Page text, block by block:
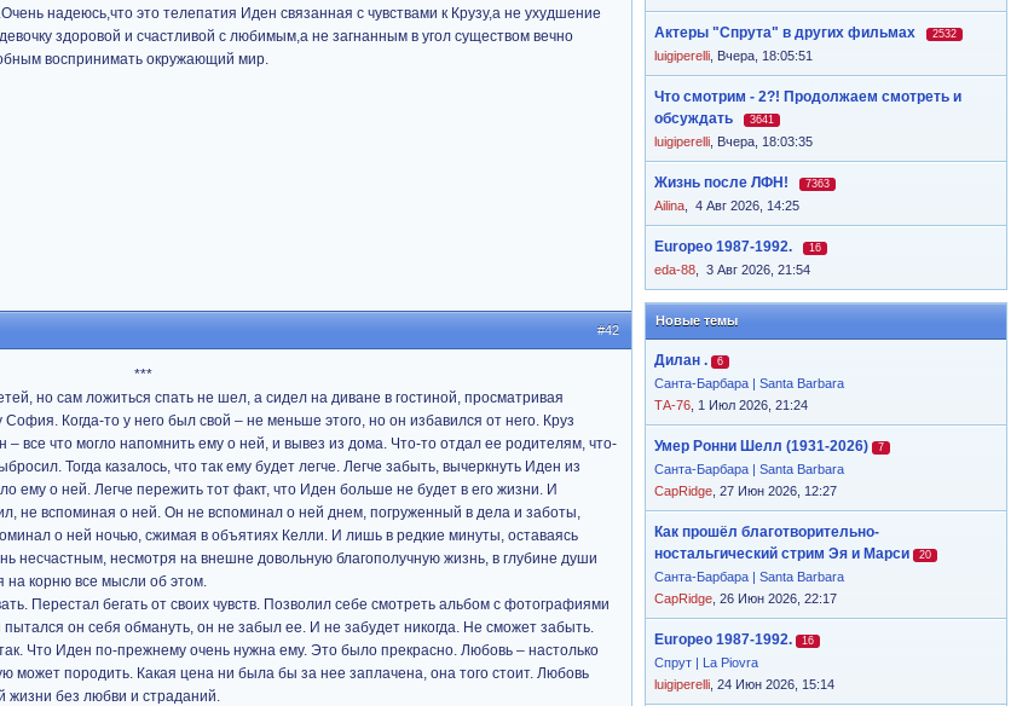
Актеры "Спрута" в других фильмах 2532
luigiperelli Вчера, 18:05:51
Что смотрим - 2?! Продолжаем смотреть и
обсуждать
3641
luigiperelli Вчера, 18:03:35
Жизнь после ЛФН! 7363
Ailina 4 Авг 2026, 14:25
Europeo 1987-1992. 16
eda-88 3 Авг 2026, 21:54
Новые темы
Дилан . 6
Санта-Барбара | Santa Barbara
ТА-76 , 1 Июл 2026, 21:24
Умер Ронни Шелл (1931-2026) 7
Санта-Барбара | Santa Barbara
CapRidge , 27 Июн 2026, 12:27
Как прошёл благотворительно-
ностальгический стрим Эя и Марси
20
Санта-Барбара | Santa Barbara
CapRidge , 26 Июн 2026, 22:17
Europeo 1987-1992. 16
Спрут | La Piovra
luigiperelli , 24 Июн 2026, 15:14
надеюсь,что это телепатия Иден связанная с чувствами к Крузу,а не ухудшение
здоровой и счастливой с любимым,а не загнанным в угол существом вечно
воспринимать окружающий мир.
#42
***
но сам ложиться спать не шел, а сидел на диване в гостиной, просматривая
Когда-то у него был свой – не меньше этого, но он избавился от него. Круз
все что могло напомнить ему о ней, и вывез из дома. Что-то отдал ее родителям, что-
Тогда казалось, что так ему будет легче. Легче забыть, вычеркнуть Иден из
ему о ней. Легче пережить тот факт, что Иден больше не будет в его жизни. И
не вспоминая о ней. Он не вспоминал о ней днем, погруженный в дела и заботы,
о ней ночью, сжимая в объятиях Келли. И лишь в редкие минуты, оставаясь
несчастным, несмотря на внешне довольную благополучную жизнь, в глубине души
на корню все мысли об этом.
Перестал бегать от своих чувств. Позволил себе смотреть альбом с фотографиями
он себя обмануть, он не забыл ее. И не забудет никогда. Не сможет забыть.
Что Иден по-прежнему очень нужна ему. Это было прекрасно. Любовь – настолько
может породить. Какая цена ни была бы за нее заплачена, она того стоит. Любовь
жизни без любви и страданий.